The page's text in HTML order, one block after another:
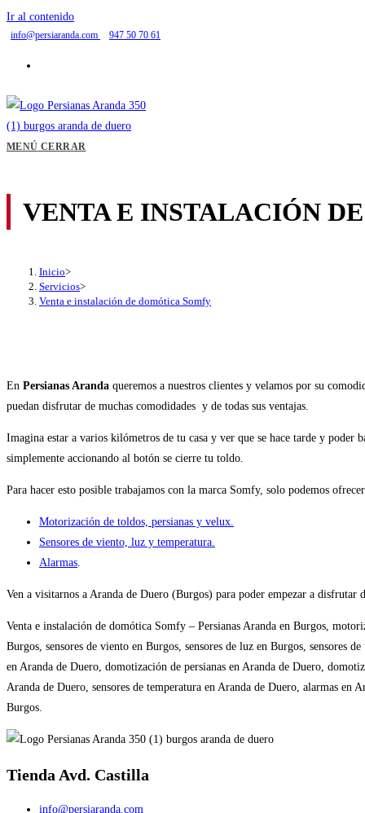
Ir al contenido
info@persiaranda.com 947 50 70 61
MENÚ CERRAR
VENTA E INSTALACIÓN
Inicio>
Servicios>
Venta e instalación de domótica Somfy
En Persianas Aranda queremos a nuestros clientes y velamos por su
puedan disfrutar de muchas comodidades y de todas sus ventajas.
Imagina estar a varios kilómetros de tu casa y ver que se hace tarde y
simplemente accionando al botón se cierre tu toldo.
Para hacer esto posible trabajamos con la marca Somfy, solo podemos
Motorización de toldos, persianas y velux.
Sensores de viento, luz y temperatura.
Alarmas.
Ven a visitarnos a Aranda de Duero (Burgos) para poder empezar a disfrutar
Venta e instalación de domótica Somfy – Persianas Aranda en Burgos,
Burgos, sensores de viento en Burgos, sensores de luz en Burgos, sensores
en Aranda de Duero, domotización de persianas en Aranda de Duero,
Aranda de Duero, sensores de temperatura en Aranda de Duero, alarmas
Burgos.
Tienda Avd. Castilla
info@persiaranda.com